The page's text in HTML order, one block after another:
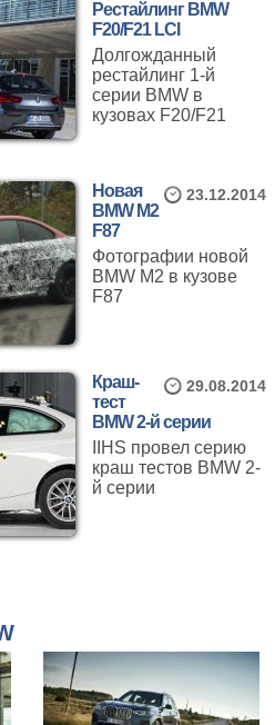
Рестайлинг BMW
F20/F21 LCI
Долгожданный
рестайлинг 1-й
серии BMW в
кузовах F20/F21
23.12.2014
Новая
BMW M2
F87
Фотографии новой
BMW M2 в кузове
F87
29.08.2014
Краш-
тест
BMW 2-й серии
IIHS провел серию
краш тестов BMW 2-
й серии